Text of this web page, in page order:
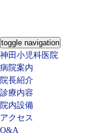
toggle navigation
神田小児科医院
病院案内
院長紹介
診療内容
院内設備
アクセス
Q&A